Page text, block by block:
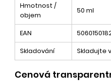
Hmotnost /
objem
50 ml
EAN
Skladování
Skladujte
Cenová